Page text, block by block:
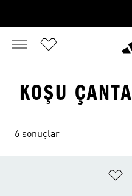
KOŞU ÇANTA
6 sonuçlar